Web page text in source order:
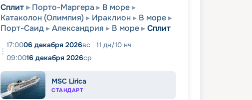
Сплит Порто-Маргера
В море
Катаколон (Олимпия)
Ираклион
В море
Порт-Саид
Александрия В море Сплит
17:0006 декабря 2026вс 11 дн/10 нч
09:0016 декабря 2026ср
MSC Lirica
СТАНДАРТ